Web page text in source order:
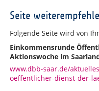
Seite
Folgende Seite wird von
Einkommensrunde
Aktionswoche im
www.dbb-saar.de/
oeffentlicher-dienst-der-